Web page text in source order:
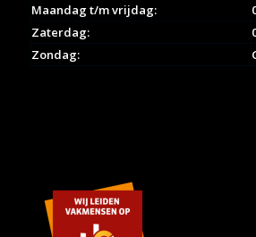
Maandag t/m vrijdag:
Zaterdag:
Zondag: